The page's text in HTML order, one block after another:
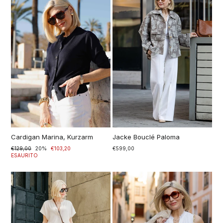
Cardigan Marina, Kurzarm
Prezzo
di
€129,00
Prezzo
scontato
20%
€103,20
ESAURITO
Jacke Bouclé Paloma
€599,00